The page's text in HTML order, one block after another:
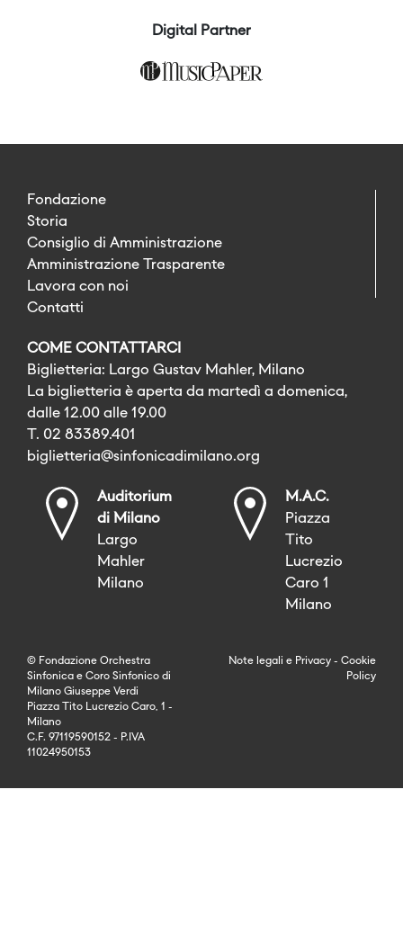
Digital Partner
Fondazione
Storia
Consiglio di Amministrazione
Amministrazione Trasparente
Lavora con noi
Contatti
COME CONTATTARCI
Biglietteria: Largo Gustav Mahler, Milano
La biglietteria è aperta da martedì a domenica,
dalle 12.00 alle 19.00
T. 02 83389.401
biglietteria@sinfonicadimilano.org
Auditorium
di Milano
Largo
Mahler
Milano
M.A.C.
Piazza
Tito
Lucrezio
Caro 1
Milano
© Fondazione Orchestra
Sinfonica e Coro Sinfonico di
Milano Giuseppe Verdi
Piazza Tito Lucrezio Caro, 1 -
Milano
C.F. 97119590152 - P.IVA
11024950153
Note legali e Privacy - Cookie
Policy